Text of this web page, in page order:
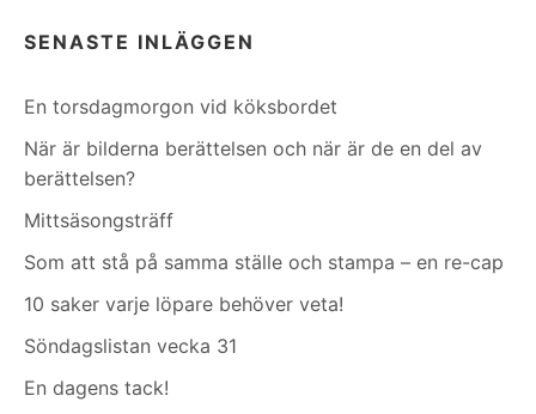
SENASTE INLÄGGEN
En torsdagmorgon vid köksbordet
När är bilderna berättelsen och när är de en del av
berättelsen?
Mittsäsongsträff
Som att stå på samma ställe och stampa – en re-cap
10 saker varje löpare behöver veta!
Söndagslistan vecka 31
En dagens tack!